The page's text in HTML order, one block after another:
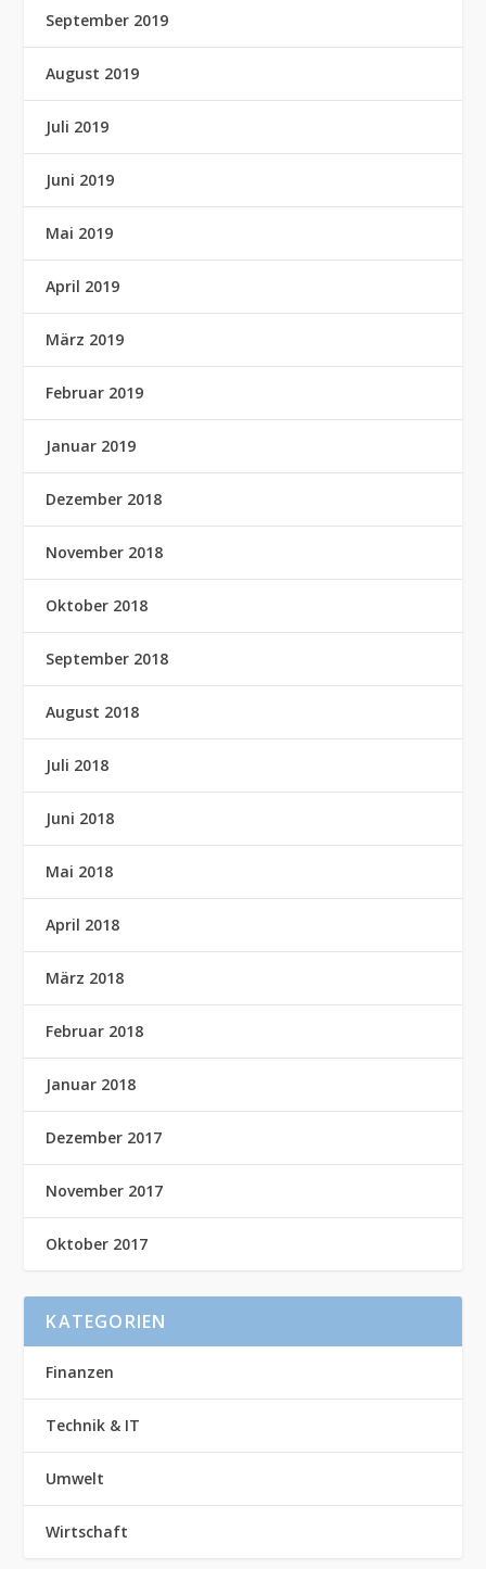
September 2019
August 2019
Juli 2019
Juni 2019
Mai 2019
April 2019
März 2019
Februar 2019
Januar 2019
Dezember 2018
November 2018
Oktober 2018
September 2018
August 2018
Juli 2018
Juni 2018
Mai 2018
April 2018
März 2018
Februar 2018
Januar 2018
Dezember 2017
November 2017
Oktober 2017
KATEGORIEN
Finanzen
Technik & IT
Umwelt
Wirtschaft